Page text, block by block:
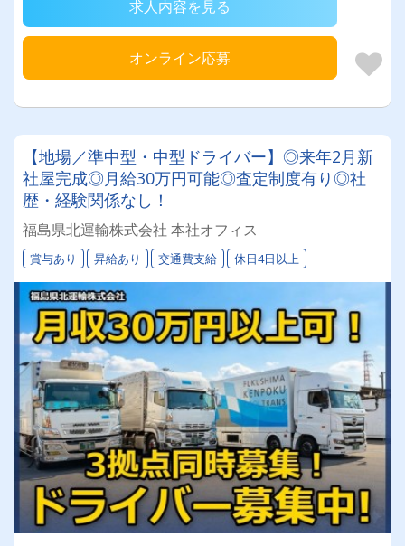
求人内容を見る
オンライン応募
【地場／準中型・中型ドライバー】◎来年2月新
社屋完成◎月給30万円可能◎査定制度有り◎社
歴・経験関係なし！
福島県北運輸株式会社 本社オフィス
賞与あり 昇給あり 交通費支給 休日4日以上